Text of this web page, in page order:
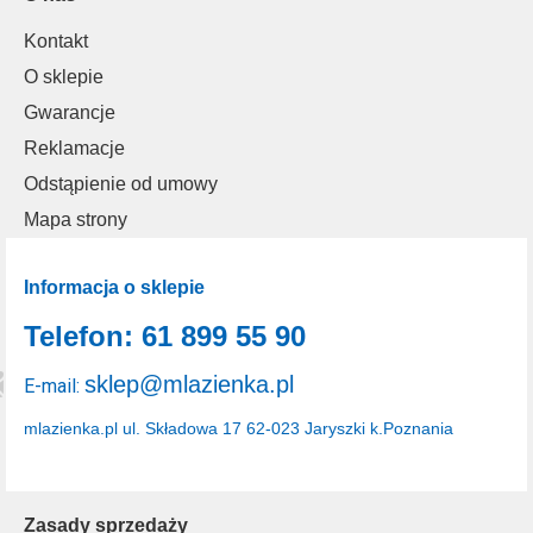
Kontakt
O sklepie
Gwarancje
Reklamacje
Odstąpienie od umowy
Mapa strony
Zasady sprzedaży
Informacja o sklepie
mlazienka.pl ul. Składowa 17 62-023 Jaryszki k.Poznania
Telefon: 61 899 55 90
E-mail: sklep@mlazienka.pl